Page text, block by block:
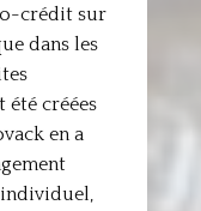
crédit sur
dans les
été créées
en a